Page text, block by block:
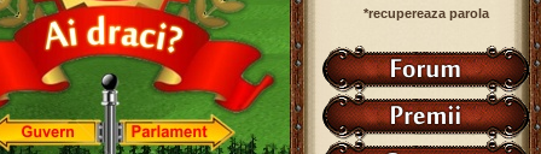
*recupereaza parola